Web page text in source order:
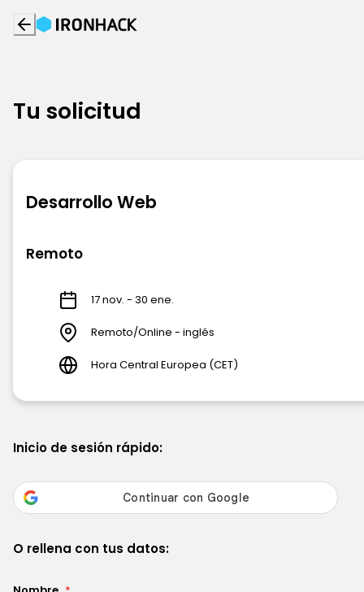
Tu solicitud
Desarrollo Web
Remoto
17 nov. - 30 ene.
Remoto/Online - inglés
Hora Central Europea (CET)
Inicio de sesión rápido:
O rellena con tus datos: